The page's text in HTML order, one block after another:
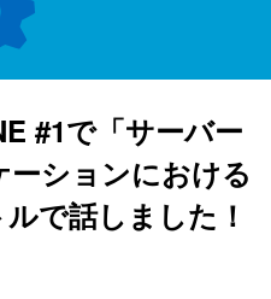
#1で「サーバー
ションにおける
で話しました！